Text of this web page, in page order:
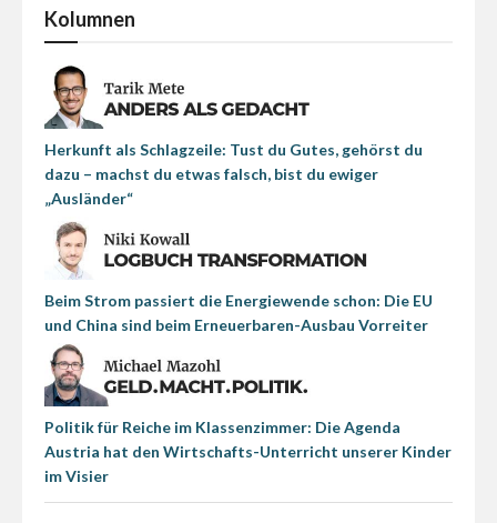
Kolumnen
Herkunft als Schlagzeile: Tust du Gutes, gehörst du
dazu – machst du etwas falsch, bist du ewiger
„Ausländer“
Beim Strom passiert die Energiewende schon: Die EU
und China sind beim Erneuerbaren-Ausbau Vorreiter
Politik für Reiche im Klassenzimmer: Die Agenda
Austria hat den Wirtschafts-Unterricht unserer Kinder
im Visier